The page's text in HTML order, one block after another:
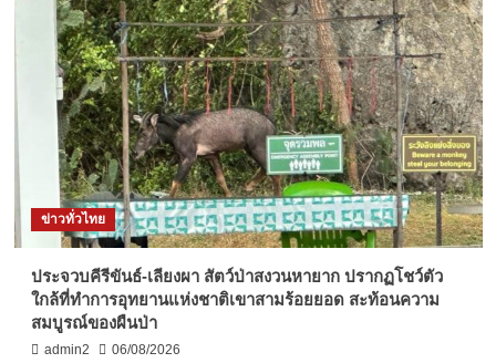
ข่าวทั่วไทย
ประจวบคีรีขันธ์-เลียงผา สัตว์ป่าสงวนหายาก ปรากฏโชว์ตัว
ใกล้ที่ทำการอุทยานแห่งชาติเขาสามร้อยยอด สะท้อนความ
สมบูรณ์ของผืนป่า
admin2 06/08/2026